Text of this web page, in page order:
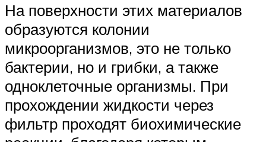
На поверхности этих материалов
образуются колонии
микроорганизмов, это не только
бактерии, но и грибки, а также
одноклеточные организмы. При
прохождении жидкости через
фильтр проходят биохимические